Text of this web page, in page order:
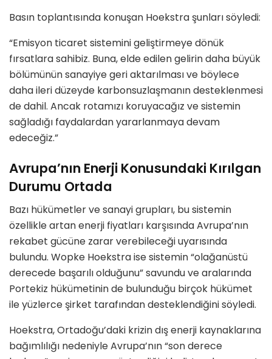
Basın toplantısında konuşan Hoekstra şunları söyledi:
“Emisyon ticaret sistemini geliştirmeye dönük
fırsatlara sahibiz. Buna, elde edilen gelirin daha büyük
bölümünün sanayiye geri aktarılması ve böylece
daha ileri düzeyde karbonsuzlaşmanın desteklenmesi
de dahil. Ancak rotamızı koruyacağız ve sistemin
sağladığı faydalardan yararlanmaya devam
edeceğiz.”
Avrupa’nın Enerji Konusundaki Kırılgan
Durumu Ortada
Bazı hükümetler ve sanayi grupları, bu sistemin
özellikle artan enerji fiyatları karşısında Avrupa’nın
rekabet gücüne zarar verebileceği uyarısında
bulundu. Wopke Hoekstra ise sistemin “olağanüstü
derecede başarılı olduğunu” savundu ve aralarında
Portekiz hükümetinin de bulunduğu birçok hükümet
ile yüzlerce şirket tarafından desteklendiğini söyledi.
Hoekstra, Ortadoğu’daki krizin dış enerji kaynaklarına
bağımlılığı nedeniyle Avrupa’nın “son derece